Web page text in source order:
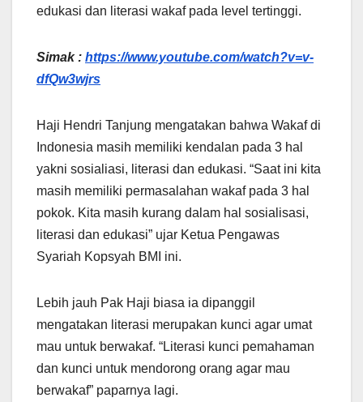
edukasi dan literasi wakaf pada level tertinggi.
Simak : https://www.youtube.com/watch?v=v-
dfQw3wjrs
Haji Hendri Tanjung mengatakan bahwa Wakaf di
Indonesia masih memiliki kendalan pada 3 hal
yakni sosialiasi, literasi dan edukasi. “Saat ini kita
masih memiliki permasalahan wakaf pada 3 hal
pokok. Kita masih kurang dalam hal sosialisasi,
literasi dan edukasi” ujar Ketua Pengawas
Syariah Kopsyah BMI ini.
Lebih jauh Pak Haji biasa ia dipanggil
mengatakan literasi merupakan kunci agar umat
mau untuk berwakaf. “Literasi kunci pemahaman
dan kunci untuk mendorong orang agar mau
berwakaf” paparnya lagi.